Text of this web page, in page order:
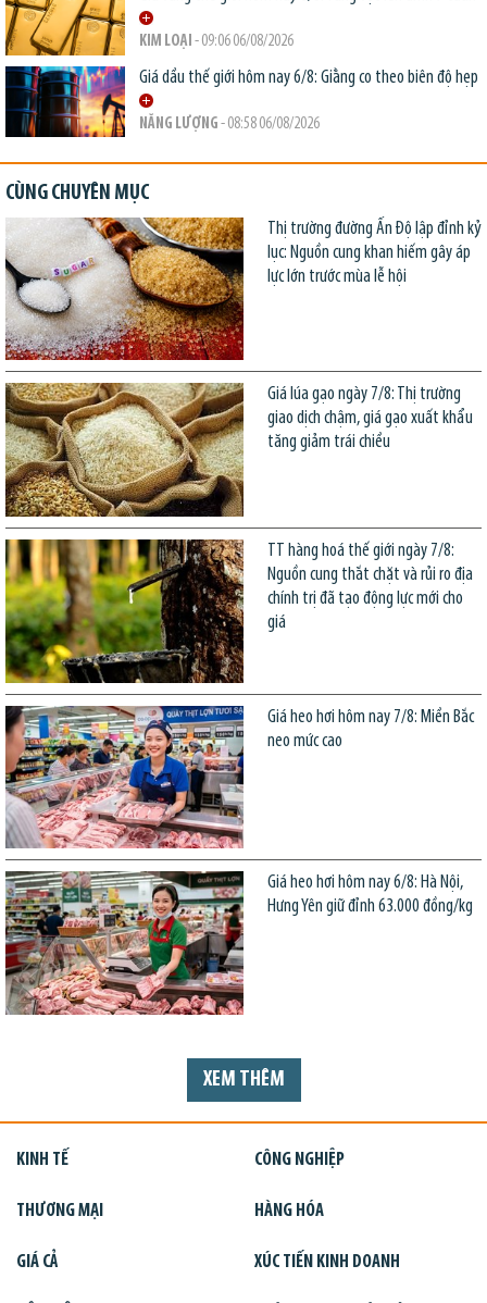
KIM LOẠI - 09:06 06/08/2026
Giá dầu thế giới hôm nay 6/8: Giằng co theo biên độ hẹp
NĂNG LƯỢNG - 08:58 06/08/2026
CÙNG CHUYÊN MỤC
Thị trường đường Ấn Độ lập đỉnh kỷ
lục: Nguồn cung khan hiếm gây áp
lực lớn trước mùa lễ hội
Giá lúa gạo ngày 7/8: Thị trường
giao dịch chậm, giá gạo xuất khẩu
tăng giảm trái chiều
TT hàng hoá thế giới ngày 7/8:
Nguồn cung thắt chặt và rủi ro địa
chính trị đã tạo động lực mới cho
giá
Giá heo hơi hôm nay 7/8: Miền Bắc
neo mức cao
Giá heo hơi hôm nay 6/8: Hà Nội,
Hưng Yên giữ đỉnh 63.000 đồng/kg
XEM THÊM
KINH TẾ CÔNG NGHIỆP
THƯƠNG MẠI HÀNG HÓA
GIÁ CẢ XÚC TIẾN KINH DOANH